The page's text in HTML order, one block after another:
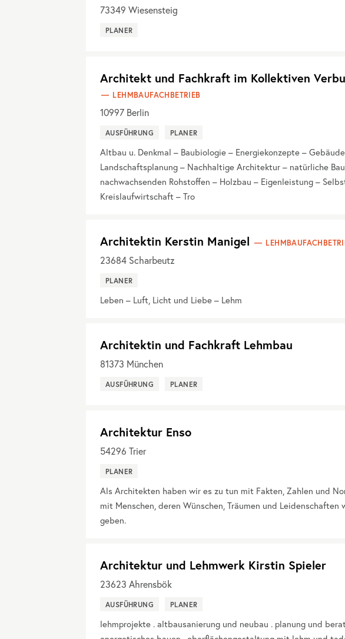
73349 Wiesensteig
PLANER
Architekt und Fachkraft im Kollektiven
LEHMBAUFACHBETRIEB
10997 Berlin
AUSFÜHRUNG PLANER
Altbau u. Denkmal – Baubiologie – Energiekonzepte –
Landschaftsplanung – Nachhaltige Architektur – natürliche
nachwachsenden Rohstoffen – Holzbau – Eigenleistung –
Kreislaufwirtschaft – Tro
Architektin Kerstin Manigel
23684 Scharbeutz
PLANER
Leben – Luft, Licht und Liebe – Lehm
Architektin und Fachkraft Lehmbau
81373 München
AUSFÜHRUNG PLANER
Architektur Enso
54296 Trier
PLANER
Als Architekten haben wir es zu tun mit Fakten, Zahlen und
mit Menschen, deren Wünschen, Träumen und Leidenschaften
geben.
Architektur und Lehmwerk Kirstin Spieler
23623 Ahrensbök
AUSFÜHRUNG PLANER
lehmprojekte . altbausanierung und neubau . planung und